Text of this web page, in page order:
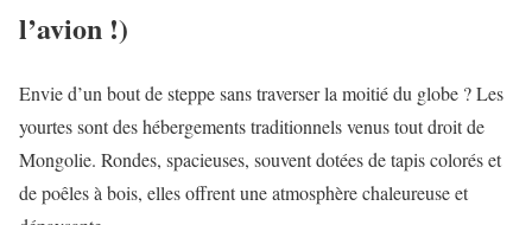
l’avion !)
Envie d’un bout de steppe sans traverser la moitié du globe ? Les
yourtes sont des hébergements traditionnels venus tout droit de
Mongolie. Rondes, spacieuses, souvent dotées de tapis colorés et
de poêles à bois, elles offrent une atmosphère chaleureuse et